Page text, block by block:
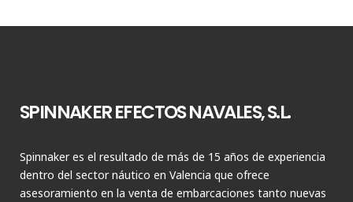
SPINNAKER EFECTOS NAVALES, S.L.
Spinnaker es el resultado de más de 15 años de experiencia
dentro del sector náutico en Valencia que ofrece
asesoramiento en la venta de embarcaciones tanto nuevas